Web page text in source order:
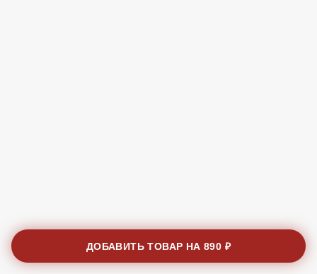
ДОБАВИТЬ ТОВАР НА890 ₽